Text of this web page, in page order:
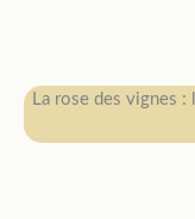
La rose des vignes